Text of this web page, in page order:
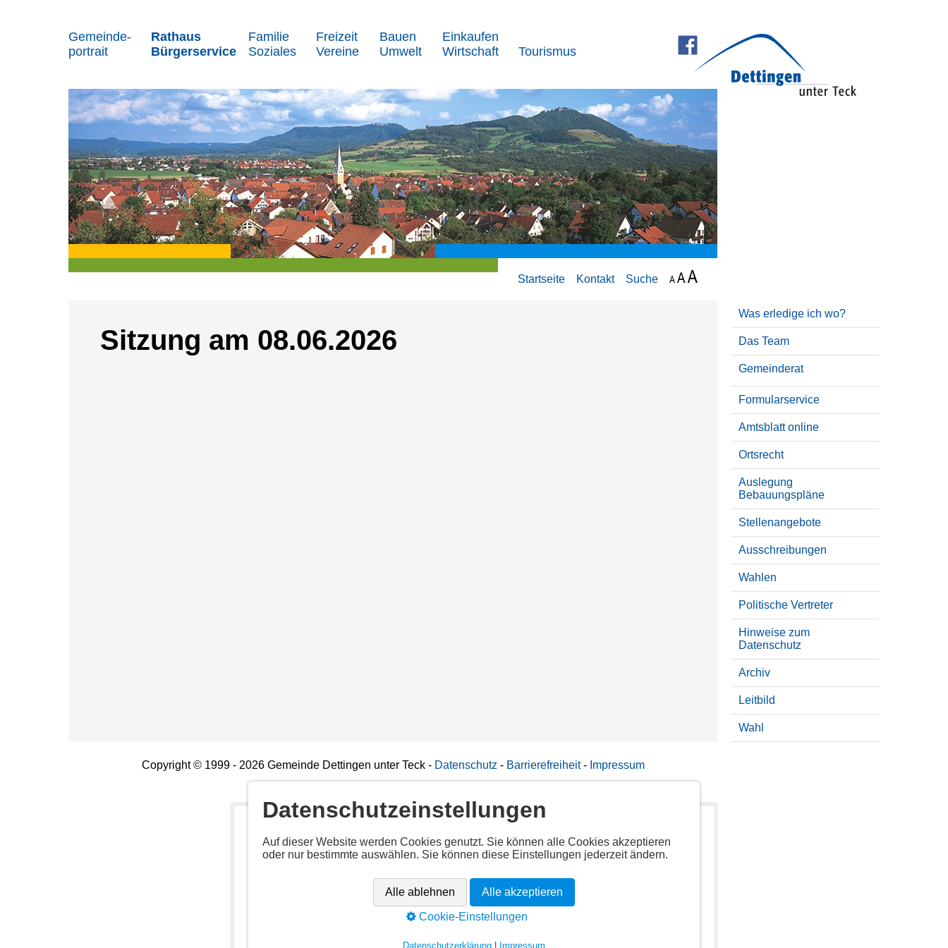
Gemeinde-
portrait
Rathaus
Bürgerservice
Familie
Soziales
Freizeit
Vereine
Bauen
Umwelt
Einkaufen
Wirtschaft
Tourismus
Startseite Kontakt Suche
Sitzung am 08.06.2026
Was erledige ich wo?
Das Team
Gemeinderat
Formularservice
Amtsblatt online
Ortsrecht
Auslegung
Bebauungspläne
Stellenangebote
Ausschreibungen
Wahlen
Politische Vertreter
Hinweise zum
Datenschutz
Archiv
Leitbild
Wahl
Copyright © 1999 - 2026 Gemeinde Dettingen unter Teck- Datenschutz - Barrierefreiheit- Impressum
Deaktiviertes Script!
Aktivieren Sie alle Cookies per Klick auf " Alle akzeptieren" um diesen Inhalt anzuzeigen.
https://app.cituro.com/booking-widget
Alle akzeptieren
Datenschutzeinstellungen
Auf dieser Website werden Cookies genutzt. Sie können alle Cookies akzeptieren
oder nur bestimmte auswählen. Sie können diese Einstellungen jederzeit ändern.
Alle ablehnen Alle akzeptieren
Cookie-Einstellungen
Datenschutzerklärung Impressum